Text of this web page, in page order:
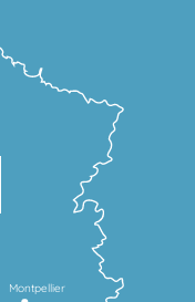
Montpellier